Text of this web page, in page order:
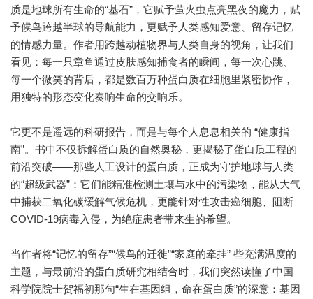
质是地球所有生命的“基石”，它赋予萤火虫点亮黑夜的魔力，赋
予候鸟跨越半球的导航能力，更赋予人类感知爱意、留存记忆
的情感力量。作者用跨越动植物界与人类自身的视角，让我们
看见：每一只章鱼通过皮肤感知捕食者的瞬间，每一次心跳、
每一个微笑的背后，都是数百万种蛋白质在细胞里紧密协作，
用独特的形态变化奏响生命的交响乐。
它更不是遥远的科研报告，而是与每个人息息相关的 “健康指
南”。书中不仅拆解蛋白质的自然奥秘，更揭秘了蛋白质工程的
前沿突破——那些人工设计的蛋白质，正成为守护地球与人类
的“超级武器”：它们能精准检测土壤与水中的污染物，能从大气
中捕获二氧化碳缓解气候危机，更能针对性攻击癌细胞、阻断
COVID-19病毒入侵，为绝症患者带来生的希望。
当作者将“记忆的留存”“候鸟的迁徙”“家庭的牵挂” 些充满温度的
主题，与最前沿的蛋白质研究相结合时，我们突然读懂了中国
科学院院士贺福初那句“生在基因组，命在蛋白质”的深意：基因